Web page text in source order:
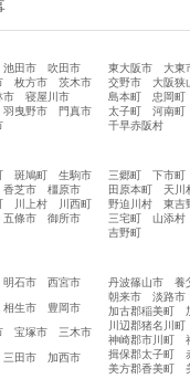
池田市
吹田市
枚方市
茨木市
市
寝屋川市
羽曳野市
門真市
東大阪市 大東
交野市
大阪狭
島本町
忠岡町
太子町
河南町
千早赤阪村
斑鳩町
生駒市
香芝市
橿原市
川上村
川西町
五條市
御所市
三郷町 下市町
田原本町
天川
野迫川村
東吉
三宅町
山添村
吉野町
明石市 西宮市
相生市 豊岡市
宝塚市 三木市
三田市 加西市
丹波篠山市 養
朝来市
淡路市
加古郡稲美町
川辺郡猪名川町
神崎郡市川町
揖保郡太子町
美方郡香美町